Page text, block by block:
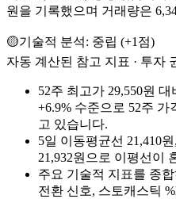
원을 기록했으며 거래량은
🟡기술적 분석: 중립 (+1 점)
자동 계산된 참고 지표 · 투자
52주 최고가 29,550원 대
+6.9% 수준으로 52주
고 있습니다.
5일 이동평균선 21,410
21,932원으로 이평선이
주요 기술적 지표를 종
전환 신호, 스토캐스틱